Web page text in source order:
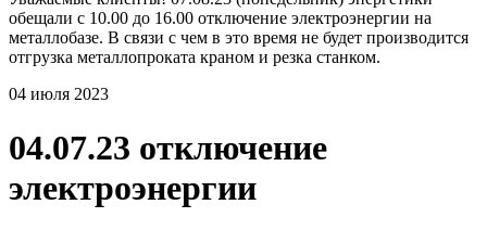
обещали с 10.00 до 16.00 отключение электроэнергии на
металлобазе. В связи с чем в это время не будет производится
отгрузка металлопроката краном и резка станком.
04 июля 2023
04.07.23 отключение
электроэнергии